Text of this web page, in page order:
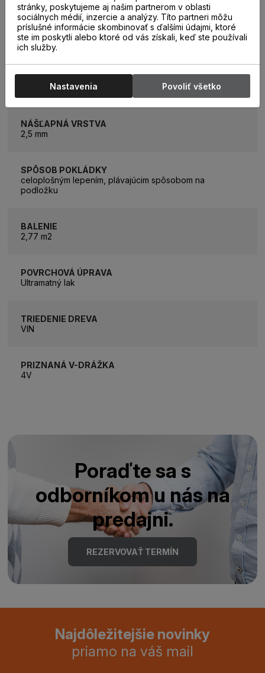
HRÚBKA PODLAHY
14 mm
PODLAHOVÉ VYKUROVANIE
NÁŠĽAPNÁ VRSTVA
2,5 mm
SPÔSOB POKLÁDKY
celoplošným lepením, plávajúcim spôsobom na
podložku
BALENIE
2,77 m2
POVRCHOVÁ ÚPRAVA
Ultramatný lak
TRIEDENIE DREVA
VIN
PRIZNANÁ V-DRÁŽKA
4V
Poraďte sa s
odborníkom u nás na
predajni.
REZERVOVAŤ TERMÍN
Najdôležitejšie novinky
priamo na váš mail
stránky, poskytujeme aj našim partnerom v oblasti
sociálnych médií, inzercie a analýzy. Títo partneri môžu
príslušné informácie skombinovať s ďalšími údajmi, ktoré
ste im poskytli alebo ktoré od vás získali, keď ste používali
ich služby.
Nastavenia Povoliť všetko